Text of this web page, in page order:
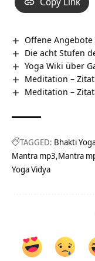
Offene Angebote
Die acht Stufen
Yoga Wiki über
Meditation –
Meditation –
TAGGED: Bhakti
Mantra mp3 Mantra
Yoga Vidya